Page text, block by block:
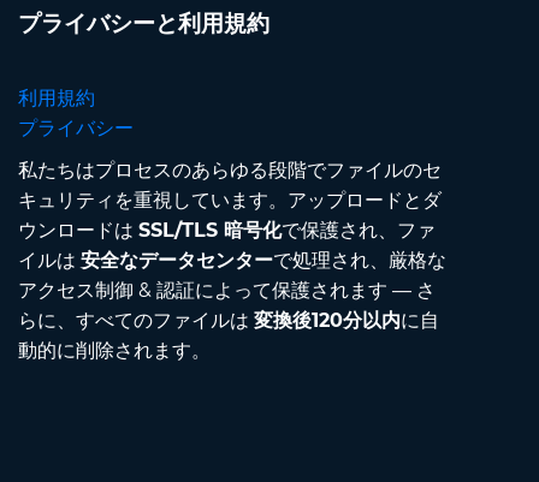
プライバシーと利用規約
利用規約
プライバシー
私たちはプロセスのあらゆる段階でファイルのセ
キュリティを重視しています。アップロードとダ
ウンロードは SSL/TLS 暗号化で保護され、ファ
イルは 安全なデータセンターで処理され、厳格な
アクセス制御 & 認証によって保護されます — さ
らに、すべてのファイルは 変換後120分以内に自
動的に削除されます。